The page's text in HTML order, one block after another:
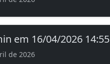
em 16/04/2026 14:55
de 2026